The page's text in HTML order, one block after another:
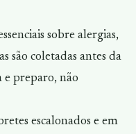
sobre alergias,
são coletadas antes da
e preparo, não
escalonados e em